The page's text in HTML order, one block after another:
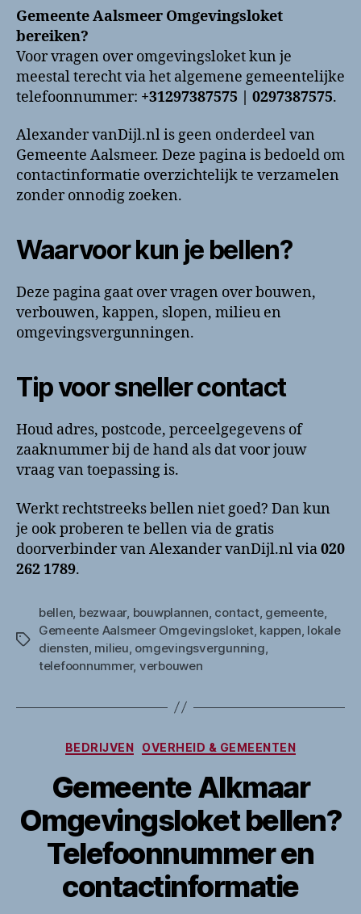
Omgevingsloket
bellen?
en
contactinformatie
Gemeente Aalsmeer Omgevingsloket
bereiken?
Voor vragen over omgevingsloket kun je
meestal terecht via het algemene gemeentelijke
telefoonnummer: +31297387575 | 0297387575.
Alexander vanDijl.nl is geen onderdeel van
Gemeente Aalsmeer. Deze pagina is bedoeld om
contactinformatie overzichtelijk te verzamelen
zonder onnodig zoeken.
Waarvoor kun je bellen?
Deze pagina gaat over vragen over bouwen,
verbouwen, kappen, slopen, milieu en
omgevingsvergunningen.
Tip voor sneller contact
Houd adres, postcode, perceelgegevens of
zaaknummer bij de hand als dat voor jouw
vraag van toepassing is.
Werkt rechtstreeks bellen niet goed? Dan kun
je ook proberen te bellen via de gratis
doorverbinder van Alexander vanDijl.nl via020
262 1789.
Tags
bellen bezwaar, bouwplannen contact, gemeente
Gemeente Aalsmeer Omgevingsloket, kappen lokale
diensten milieu omgevingsvergunning
telefoonnummer, verbouwen
Categorieën
BEDRIJVEN OVERHEID & GEMEENTEN
Gemeente Alkmaar
Omgevingsloket bellen?
Telefoonnummer en
contactinformatie